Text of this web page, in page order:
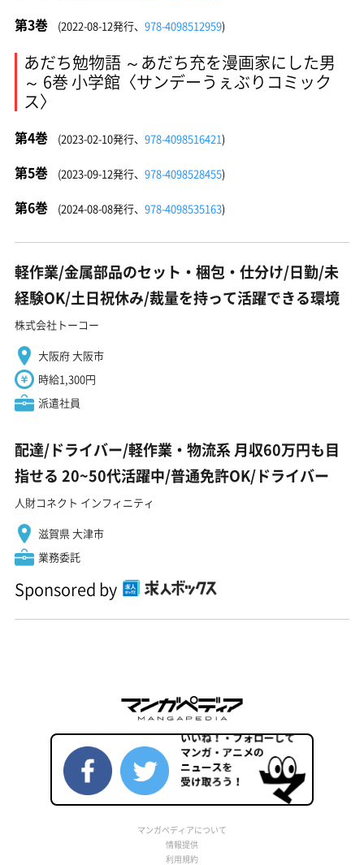
第3巻 (2022-08-12発行、 978-4098512959)
あだち勉物語 ～あだち充を漫画家にした男
～ 6巻 小学館〈サンデーうぇぶりコミック
ス〉
第4巻 (2023-02-10発行、 978-4098516421)
第5巻 (2023-09-12発行、 978-4098528455)
第6巻 (2024-08-08発行、 978-4098535163)
軽作業/金属部品のセット・梱包・仕分け/日勤/未
経験OK/土日祝休み/裁量を持って活躍できる環境
株式会社トーコー
大阪府 大阪市
時給1,300円
派遣社員
配達/ドライバー/軽作業・物流系 月収60万円も目
指せる 20~50代活躍中/普通免許OK/ドライバー
人財コネクト インフィニティ
滋賀県 大津市
業務委託
Sponsored by
マンガペディアについて
情報提供
利用規約